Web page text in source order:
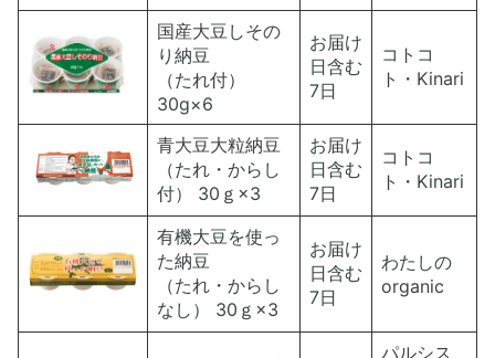
国産大豆しその
り納豆
（たれ付）
30g×6
お届け
日含む
7日
コトコ
ト・Kinari
青大豆大粒納豆
（たれ・からし
付） 30ｇ×3
お届け
日含む
7日
コトコ
ト・Kinari
有機大豆を使っ
た納豆
（たれ・からし
なし） 30ｇ×3
お届け
日含む
7日
わたしの
organic
パルシス